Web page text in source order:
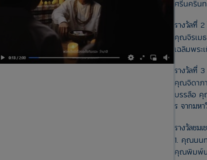
ศรีนคริน
รางวัลที่ 2
คุณจิรเมธ
เฉลิมพระ
รางวัลที่
คุณจิดาภ
บรรลือ คุ
ร จากมห
รางวัลชม
1. คุณนน
คุณพิมพ์น